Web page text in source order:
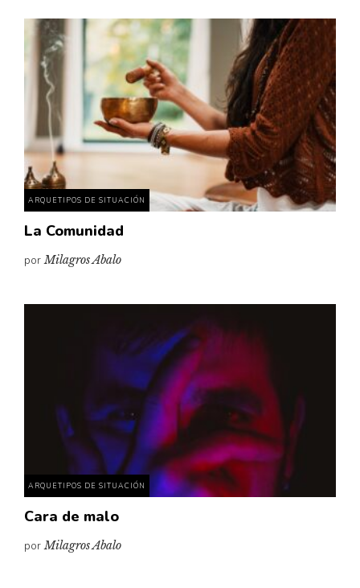
ARQUETIPOS DE SITUACIÓN
La Comunidad
porMilagros Abalo
ARQUETIPOS DE SITUACIÓN
Cara de malo
porMilagros Abalo